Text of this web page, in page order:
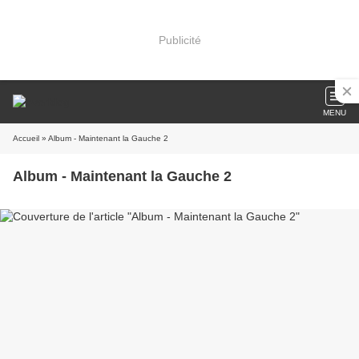
Publicité
MENU
Accueil » Album - Maintenant la Gauche 2
Album - Maintenant la Gauche 2